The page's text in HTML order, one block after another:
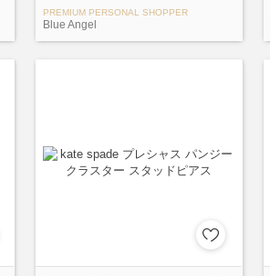
PREMIUM PERSONAL SHOPPER
Blue Angel